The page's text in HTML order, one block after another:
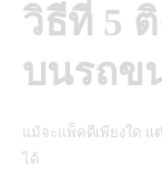
วิธีที่ 5
บนรถข
แม้จะแพ็คดีเพียงใด แ
ได้